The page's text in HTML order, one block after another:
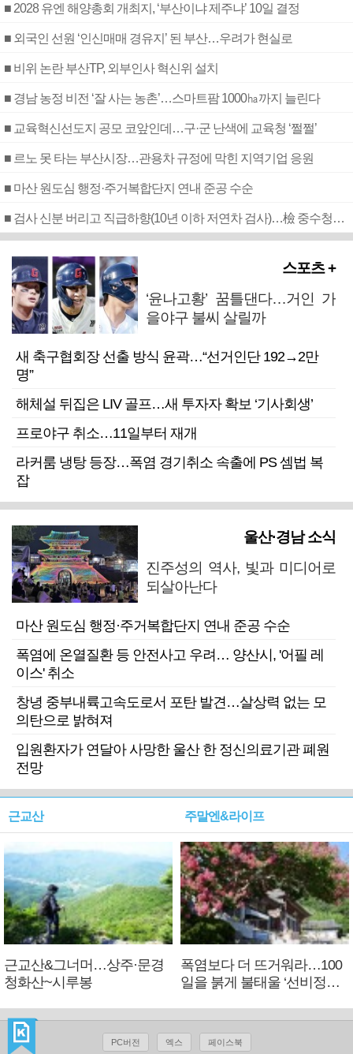
■ 2028 유엔 해양총회 개최지, ‘부산이냐 제주냐’ 10일 결정
■ 외국인 선원 ‘인신매매 경유지’ 된 부산…우려가 현실로
■ 비위 논란 부산TP, 외부인사 혁신위 설치
■ 경남 농정 비전 ‘잘 사는 농촌’…스마트팜 1000㏊까지 늘린다
■ 교육혁신선도지 공모 코앞인데…구·군 난색에 교육청 ‘쩔쩔’
■ 르노 못 타는 부산시장…관용차 규정에 막힌 지역기업 응원
■ 마산 원도심 행정·주거복합단지 연내 준공 수순
■ 검사 신분 버리고 직급하향(10년 이하 저연차 검사)…檢 중수청행 기피
스포츠 +
‘윤나고황’ 꿈틀댄다…거인 가
을야구 불씨 살릴까
새 축구협회장 선출 방식 윤곽…“선거인단 192→2만
명”
해체설 뒤집은 LIV 골프…새 투자자 확보 ‘기사회생’
프로야구 취소…11일부터 재개
라커룸 냉탕 등장…폭염 경기취소 속출에 PS 셈법 복
잡
울산·경남 소식
진주성의 역사, 빛과 미디어로
되살아난다
마산 원도심 행정·주거복합단지 연내 준공 수순
폭염에 온열질환 등 안전사고 우려… 양산시, '어필 레
이스' 취소
창녕 중부내륙고속도로서 포탄 발견…살상력 없는 모
의탄으로 밝혀져
입원환자가 연달아 사망한 울산 한 정신의료기관 폐원
전망
근교산
근교산&그너머…상주·문경
청화산~시루봉
주말엔&라이프
폭염보다 더 뜨거워라…100
일을 붉게 불태울 ‘선비정신’
PC버전 엑스 페이스북